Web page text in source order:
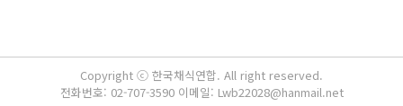
Copyright ⓒ 한국채식연합. All right reserved.
전화번호: 02-707-3590 이메일: Lwb22028@hanmail.net